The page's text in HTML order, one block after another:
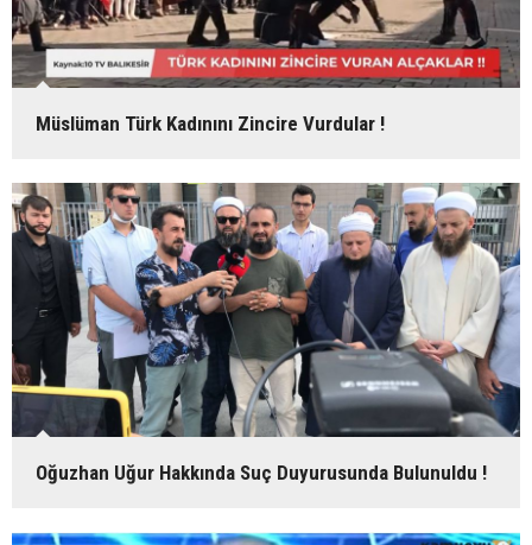
Müslüman Türk Kadınını Zincire Vurdular !
Oğuzhan Uğur Hakkında Suç Duyurusunda Bulunuldu !